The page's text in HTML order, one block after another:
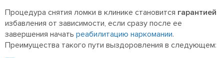
Процедура снятия ломки в клинике становится гарантией
избавления от зависимости, если сразу после ее
завершения начать реабилитацию наркомании.
Преимущества такого пути выздоровления в следующем: